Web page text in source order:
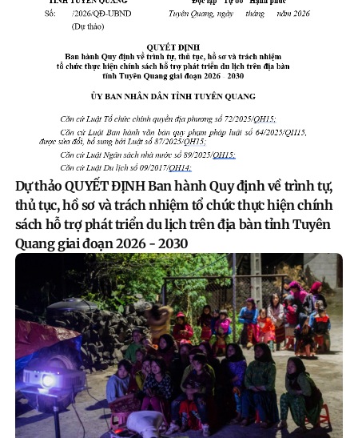
Dự thảo QUYẾT ĐỊNH Ban hành Quy định về trình tự,
thủ tục, hồ sơ và trách nhiệm tổ chức thực hiện chính
sách hỗ trợ phát triển du lịch trên địa bàn tỉnh Tuyên
Quang giai đoạn 2026 - 2030